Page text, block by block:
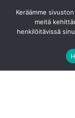
sisältöön
Ota Yhteyttä
Keräämme
meitä
henkilöitävissä